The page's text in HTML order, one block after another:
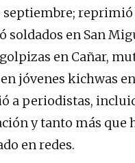
septiembre;
soldados en San
en Cañar,
jóvenes kichwas
a periodistas,
y tanto más que
en redes.